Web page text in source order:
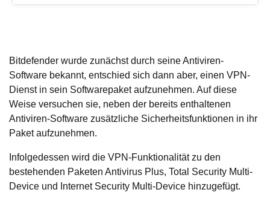
Bitdefender wurde zunächst durch seine Antiviren-
Software bekannt, entschied sich dann aber, einen VPN-
Dienst in sein Softwarepaket aufzunehmen. Auf diese
Weise versuchen sie, neben der bereits enthaltenen
Antiviren-Software zusätzliche Sicherheitsfunktionen in ihr
Paket aufzunehmen.
Infolgedessen wird die VPN-Funktionalität zu den
bestehenden Paketen Antivirus Plus, Total Security Multi-
Device und Internet Security Multi-Device hinzugefügt.